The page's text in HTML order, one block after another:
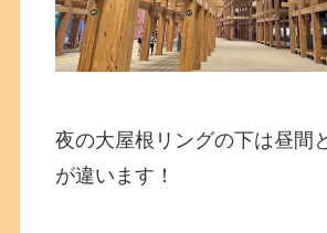
夜の大屋根リングの下は昼間
が違います！